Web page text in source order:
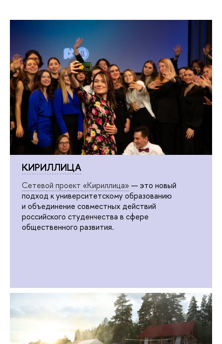
КИРИЛЛИЦА
Сетевой проект «Кириллица» — это новый
подход к университетскому образованию
и объединение совместных действий
российского студенчества в сфере
общественного развития.